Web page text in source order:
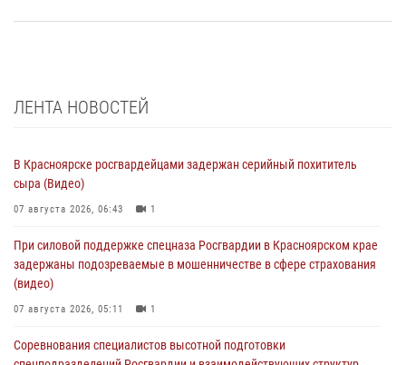
ЛЕНТА НОВОСТЕЙ
В Красноярске росгвардейцами задержан серийный похититель
сыра (Видео)
07 августа 2026, 06:43 1
При силовой поддержке спецназа Росгвардии в Красноярском крае
задержаны подозреваемые в мошенничестве в сфере страхования
(видео)
07 августа 2026, 05:11 1
Соревнования специалистов высотной подготовки